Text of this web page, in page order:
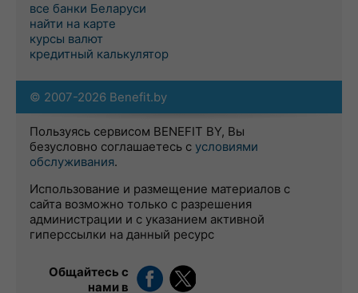
все банки Беларуси
найти на карте
курсы валют
кредитный калькулятор
© 2007-2026 Benefit.by
Пользуясь сервисом BENEFIT BY, Вы
безусловно соглашаетесь с условиями
обслуживания.
Использование и размещение материалов с
сайта возможно только с разрешения
администрации и с указанием активной
гиперссылки на данный ресурс
Общайтесь с
нами в